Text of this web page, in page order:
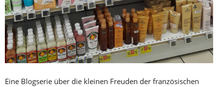
Eine Blogserie über die kleinen Freuden der französischen